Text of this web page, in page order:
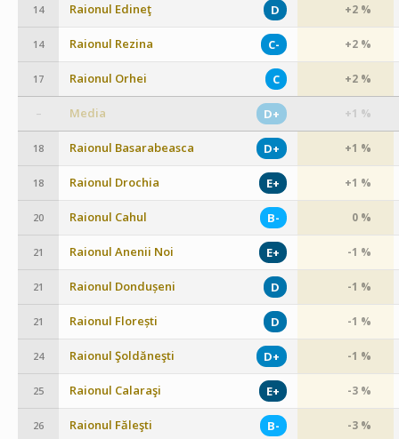
14 Raionul Edineţ D +2 %
14 Raionul Rezina C- +2 %
17 Raionul Orhei C +2 %
– Media D+ +1 %
18 Raionul Basarabeasca D+ +1 %
18 Raionul Drochia E+ +1 %
20 Raionul Cahul B- 0 %
21 Raionul Anenii Noi E+ -1 %
21 Raionul Dondușeni D -1 %
21 Raionul Florești D -1 %
24 Raionul Şoldăneşti D+ -1 %
25 Raionul Calaraşi E+ -3 %
26 Raionul Făleşti B- -3 %